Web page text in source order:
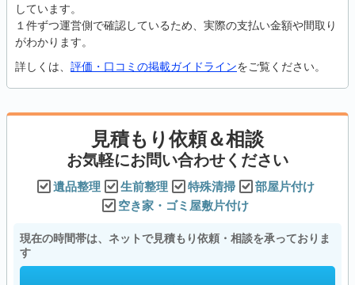
しています。
１件ずつ運営側で確認しているため、実際の支払い金額や間取り
がわかります。
詳しくは、 評価・口コミの掲載ガイドラインをご覧ください。
見積もり依頼＆相談
お気軽にお問い合わせください
遺品整理 生前整理 特殊清掃
部屋片付け
空き家・ゴミ屋敷片付け
現在の時間帯は、ネットで見積もり依頼・相談を承っておりま
す